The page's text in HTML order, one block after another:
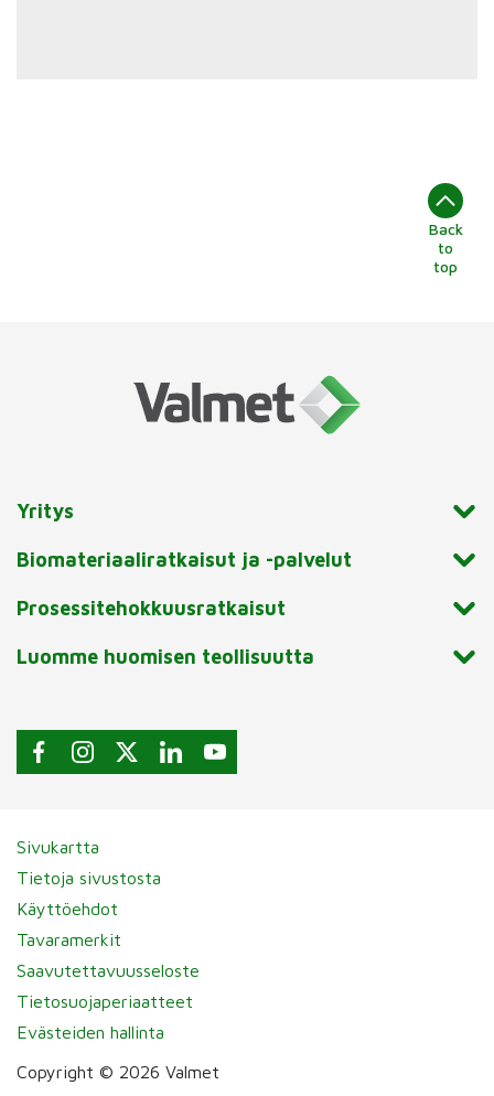
Back
to
top
Yritys
Biomateriaaliratkaisut ja -palvelut
Prosessitehokkuusratkaisut
Luomme huomisen teollisuutta
Sivukartta
Tietoja sivustosta
Käyttöehdot
Tavaramerkit
Saavutettavuusseloste
Tietosuojaperiaatteet
Evästeiden hallinta
Copyright © 2026 Valmet